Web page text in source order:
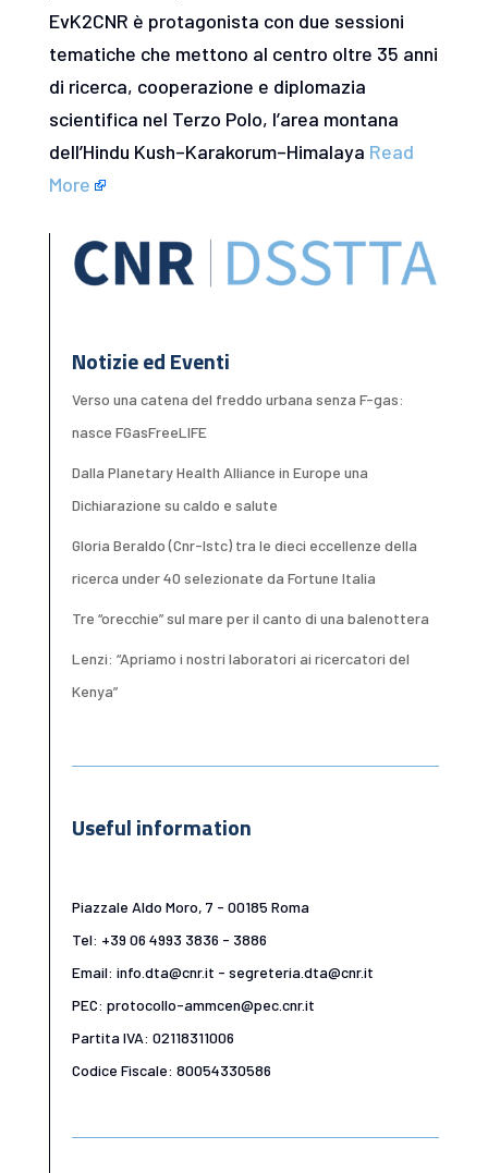
EvK2CNR è protagonista con due sessioni
tematiche che mettono al centro oltre 35 anni
di ricerca, cooperazione e diplomazia
scientifica nel Terzo Polo, l’area montana
dell’Hindu Kush–Karakorum–Himalaya Read
More
Notizie ed Eventi
Verso una catena del freddo urbana senza F-gas:
nasce FGasFreeLIFE
Dalla Planetary Health Alliance in Europe una
Dichiarazione su caldo e salute
Gloria Beraldo (Cnr-Istc) tra le dieci eccellenze della
ricerca under 40 selezionate da Fortune Italia
Tre “orecchie” sul mare per il canto di una balenottera
Lenzi: “Apriamo i nostri laboratori ai ricercatori del
Kenya”
Useful information
Piazzale Aldo Moro, 7 - 00185 Roma
Tel: +39 06 4993 3836 - 3886
Email: info.dta@cnr.it - segreteria.dta@cnr.it
PEC: protocollo-ammcen@pec.cnr.it
Partita IVA: 02118311006
Codice Fiscale: 80054330586